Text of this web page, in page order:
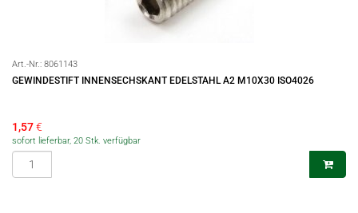
Art.-Nr.: 8061143
GEWINDESTIFT INNENSECHSKANT EDELSTAHL A2 M10X30 ISO4026
1,57€
sofort lieferbar, 20 Stk. verfügbar